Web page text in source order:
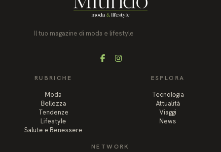
Il tuo magazine di moda e lifestyle
FacebookInstagram
RUBRICHE
Moda
Bellezza
Tendenze
Lifestyle
Salute e Benessere
ESPLORA
Tecnologia
Attualità
Viaggi
News
NETWORK